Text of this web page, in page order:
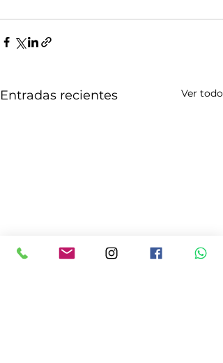
Entradas recientes Ver todo